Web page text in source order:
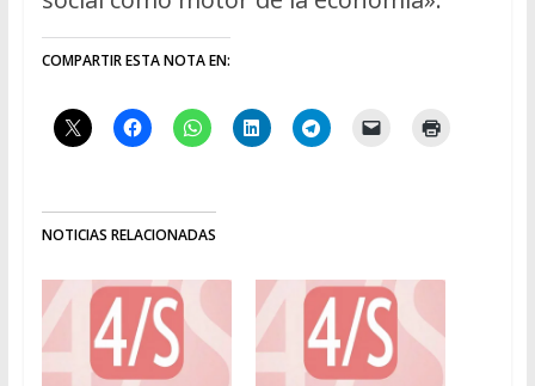
COMPARTIR ESTA NOTA EN:
NOTICIAS RELACIONADAS